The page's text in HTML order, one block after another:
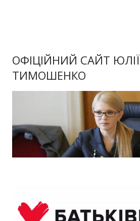
ОФІЦІЙНИЙ САЙТ ЮЛІЇ
ТИМОШЕНКО